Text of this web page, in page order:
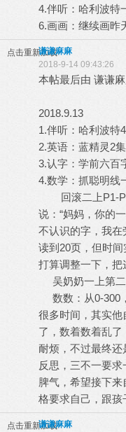
4.伴听：哈利波特
6.画画：继续画昨
点击重新加载
谦谦麻麻
2018-9-14 09:43:26
本帖最后由 谦谦
2018.9.13
1.伴听：哈利波特
2.英语：蓝精灵2集
3.认字：学前六百
4.数学：抓聪明线
回滚二上P1-
说：“妈妈，你的
不认识的字，我
读到20页，但时
打算调整一下，把
吴奶奶一上第二
数数：从0-300
很多时间，其实
了，数着数着乱
耐烦，不过最终
反思，三不一要
脾气，希望接下
格要求自己，跟孩
点击重新加载
谦谦麻麻